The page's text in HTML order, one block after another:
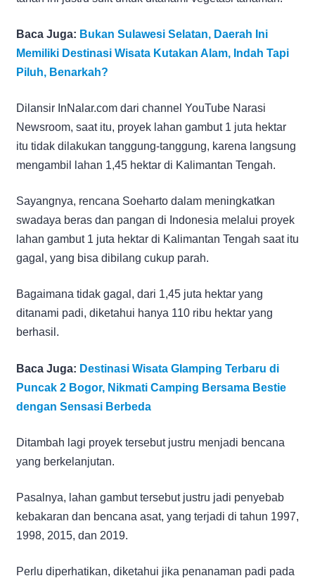
Baca Juga: Bukan Sulawesi Selatan, Daerah Ini
Memiliki Destinasi Wisata Kutakan Alam, Indah Tapi
Piluh, Benarkah?
Dilansir InNalar.com dari channel YouTube Narasi
Newsroom, saat itu, proyek lahan gambut 1 juta hektar
itu tidak dilakukan tanggung-tanggung, karena langsung
mengambil lahan 1,45 hektar di Kalimantan Tengah.
Sayangnya, rencana Soeharto dalam meningkatkan
swadaya beras dan pangan di Indonesia melalui proyek
lahan gambut 1 juta hektar di Kalimantan Tengah saat itu
gagal, yang bisa dibilang cukup parah.
Bagaimana tidak gagal, dari 1,45 juta hektar yang
ditanami padi, diketahui hanya 110 ribu hektar yang
berhasil.
Baca Juga: Destinasi Wisata Glamping Terbaru di
Puncak 2 Bogor, Nikmati Camping Bersama Bestie
dengan Sensasi Berbeda
Ditambah lagi proyek tersebut justru menjadi bencana
yang berkelanjutan.
Pasalnya, lahan gambut tersebut justru jadi penyebab
kebakaran dan bencana asat, yang terjadi di tahun 1997,
1998, 2015, dan 2019.
Perlu diperhatikan, diketahui jika penanaman padi pada